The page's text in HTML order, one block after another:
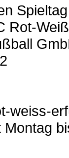
Rot-
weiss-